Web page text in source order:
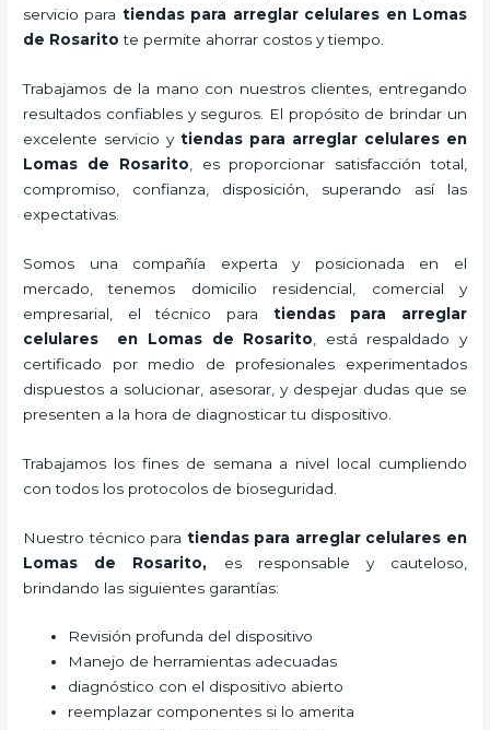
servicio para tiendas para arreglar celulares en Lomas
de Rosarito te permite ahorrar costos y tiempo.
Trabajamos de la mano con nuestros clientes, entregando
resultados confiables y seguros. El propósito de brindar un
excelente servicio ytiendas para arreglar celulares en
Lomas de Rosarito , es proporcionar satisfacción total,
compromiso, confianza, disposición, superando así las
expectativas.
Somos una compañía experta y posicionada en el
mercado, tenemos domicilio residencial, comercial y
empresarial, el técnico para tiendas para arreglar
celulares en Lomas de Rosarito , está respaldado y
certificado por medio de profesionales experimentados
dispuestos a solucionar, asesorar, y despejar dudas que se
presenten a la hora de diagnosticar tu dispositivo.
Trabajamos los fines de semana a nivel local cumpliendo
con todos los protocolos de bioseguridad.
Nuestro técnico para tiendas para arreglar celulares en
Lomas de Rosarito, es responsable y cauteloso,
brindando las siguientes garantías:
Revisión profunda del dispositivo
Manejo de herramientas adecuadas
diagnóstico con el dispositivo abierto
reemplazar componentes si lo amerita